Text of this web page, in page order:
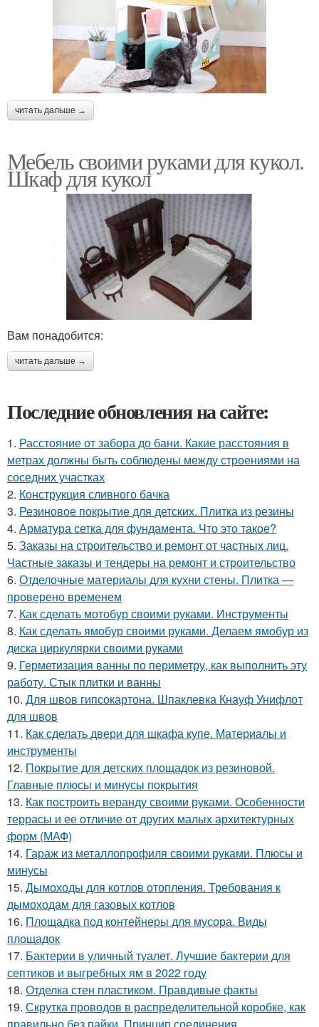
читать дальше →
Мебель своими руками для кукол.
Шкаф для кукол
Вам понадобится:
читать дальше →
Последние обновления на сайте:
1. Расстояние от забора до бани. Какие расстояния в
метрах должны быть соблюдены между строениями на
соседних участках
2. Конструкция сливного бачка
3. Резиновое покрытие для детских. Плитка из резины
4. Арматура сетка для фундамента. Что это такое?
5. Заказы на строительство и ремонт от частных лиц.
Частные заказы и тендеры на ремонт и строительство
6. Отделочные материалы для кухни стены. Плитка —
проверено временем
7. Как сделать мотобур своими руками. Инструменты
8. Как сделать ямобур своими руками. Делаем ямобур из
диска циркулярки своими руками
9. Герметизация ванны по периметру, как выполнить эту
работу. Стык плитки и ванны
10. Для швов гипсокартона. Шпаклевка Кнауф Унифлот
для швов
11. Как сделать двери для шкафа купе. Материалы и
инструменты
12. Покрытие для детских площадок из резиновой.
Главные плюсы и минусы покрытия
13. Как построить веранду своими руками. Особенности
террасы и ее отличие от других малых архитектурных
форм (МАФ)
14. Гараж из металлопрофиля своими руками. Плюсы и
минусы
15. Дымоходы для котлов отопления. Требования к
дымоходам для газовых котлов
16. Площадка под контейнеры для мусора. Виды
площадок
17. Бактерии в уличный туалет. Лучшие бактерии для
септиков и выгребных ям в 2022 году
18. Отделка стен пластиком. Правдивые факты
19. Скрутка проводов в распределительной коробке, как